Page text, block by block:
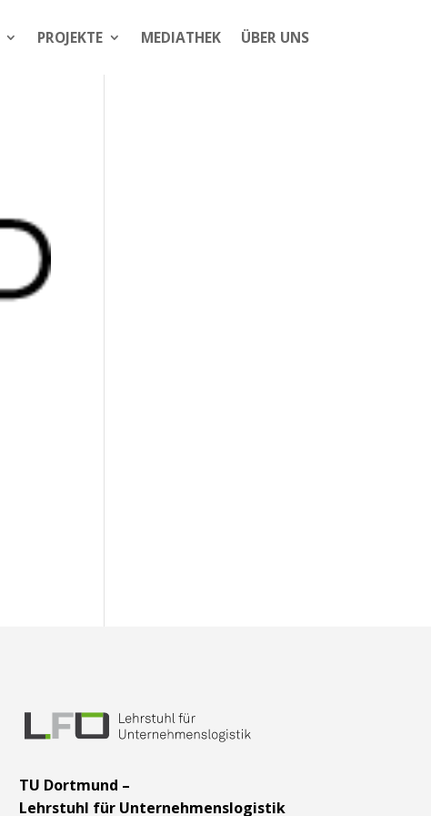
PROJEKTE MEDIATHEK ÜBER UNS
TU Dortmund –
Lehrstuhl für Unternehmenslogistik